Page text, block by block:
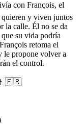
con François, el
quieren y viven juntos
la calle. Él no se da
su vida podría
retoma el
le propone volver a
el control.
🍿 🇫🇷